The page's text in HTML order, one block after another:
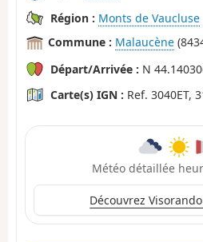
Région : Monts de Vaucluse
Commune : Malaucène
Départ/Arrivée : N
Carte(s) IGN : Ref. 3040ET,
Météo détaillée
Découvrez